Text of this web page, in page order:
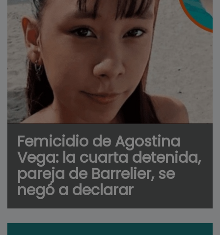
Femicidio de Agostina
Vega: la cuarta detenida,
pareja de Barrelier, se
negó a declarar